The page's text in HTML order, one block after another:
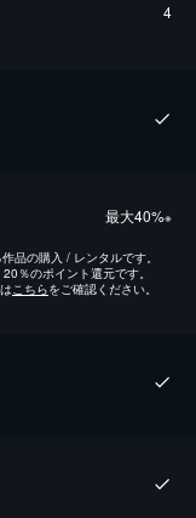
4
最⼤40%※
品の購入 / レンタルです。
％のポイント還元です。
こちらをご確認ください。